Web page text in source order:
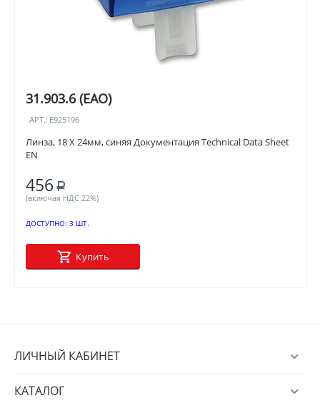
31.903.6 (EAO)
АРТ.: E925196
Линза, 18 X 24мм, синяя Документация Technical Data Sheet
EN
456 Р
(включая НДС 22%)
ДОСТУПНО: 3 ШТ.
Купить
ЛИЧНЫЙ КАБИНЕТ
КАТАЛОГ